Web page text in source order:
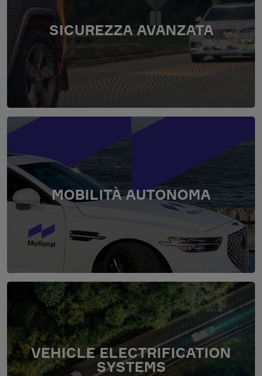
SICUREZZA AVANZATA
MOBILITÀ AUTONOMA
VEHICLE ELECTRIFICATION
SYSTEMS